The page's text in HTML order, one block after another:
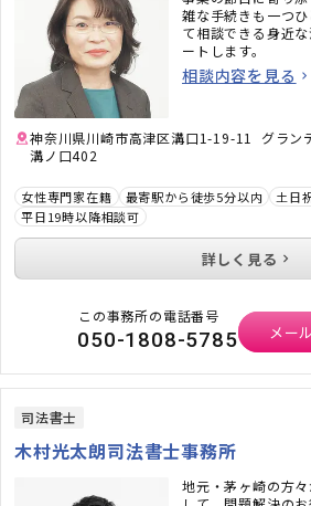
雑な手続きも一つ
て相談できる身近
ートします。
相談内容を見る
神奈川県川崎市高津区溝口1-19-11 グラン
溝ノ口402
女性専門家在籍 最寄駅から徒歩5分以内
土日
平日19時以降相談可
詳しく見る
この事務所の電話番号
050-1808-5785 メー
司法書士
木村光太朗司法書士事務所
地元・茅ヶ崎の方